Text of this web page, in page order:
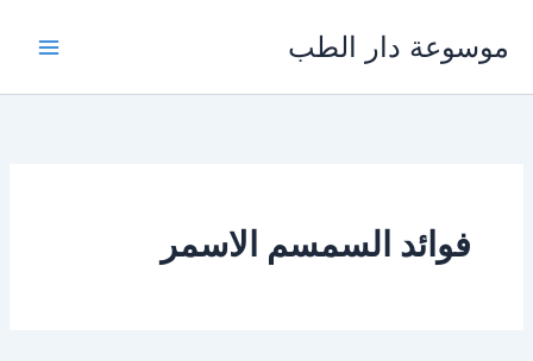
المحتوى
موسوعة دار الطب
فوائد السمسم الاسمر